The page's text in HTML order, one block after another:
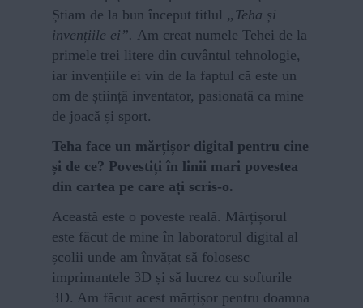
Știam de la bun început titlul „Teha și
invențiile ei”. Am creat numele Tehei de la
primele trei litere din cuvântul tehnologie,
iar invențiile ei vin de la faptul că este un
om de știință inventator, pasionată ca mine
de joacă și sport.
Teha face un mărțișor digital pentru cine
și de ce? Povestiți în linii mari povestea
din cartea pe care ați scris-o.
Această este o poveste reală. Mărțișorul
este făcut de mine în laboratorul digital al
școlii unde am învățat să folosesc
imprimantele 3D și să lucrez cu softurile
3D. Am făcut acest mărțișor pentru doamna